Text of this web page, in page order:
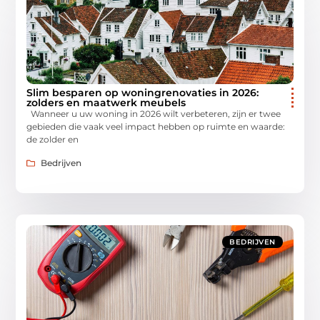
Slim besparen op woningrenovaties in 2026:
zolders en maatwerk meubels
Wanneer u uw woning in 2026 wilt verbeteren, zijn er twee
gebieden die vaak veel impact hebben op ruimte en waarde:
de zolder en
Bedrijven
BEDRIJVEN